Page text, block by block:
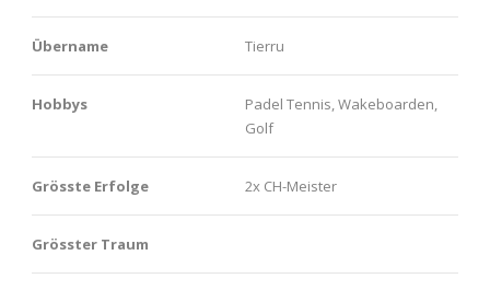
Übername Tierru
Hobbys
Padel Tennis, Wakeboarden,
Golf
Grösste Erfolge 2x CH-Meister
Grösster Traum